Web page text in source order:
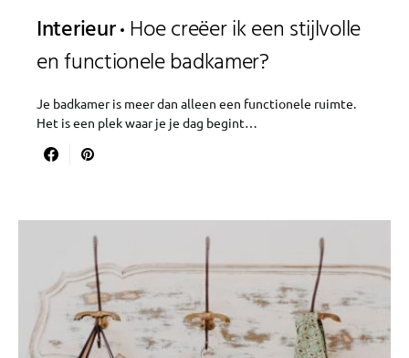
Interieur Hoe creëer ik een stijlvolle
en functionele badkamer?
Je badkamer is meer dan alleen een functionele ruimte.
Het is een plek waar je je dag begint…